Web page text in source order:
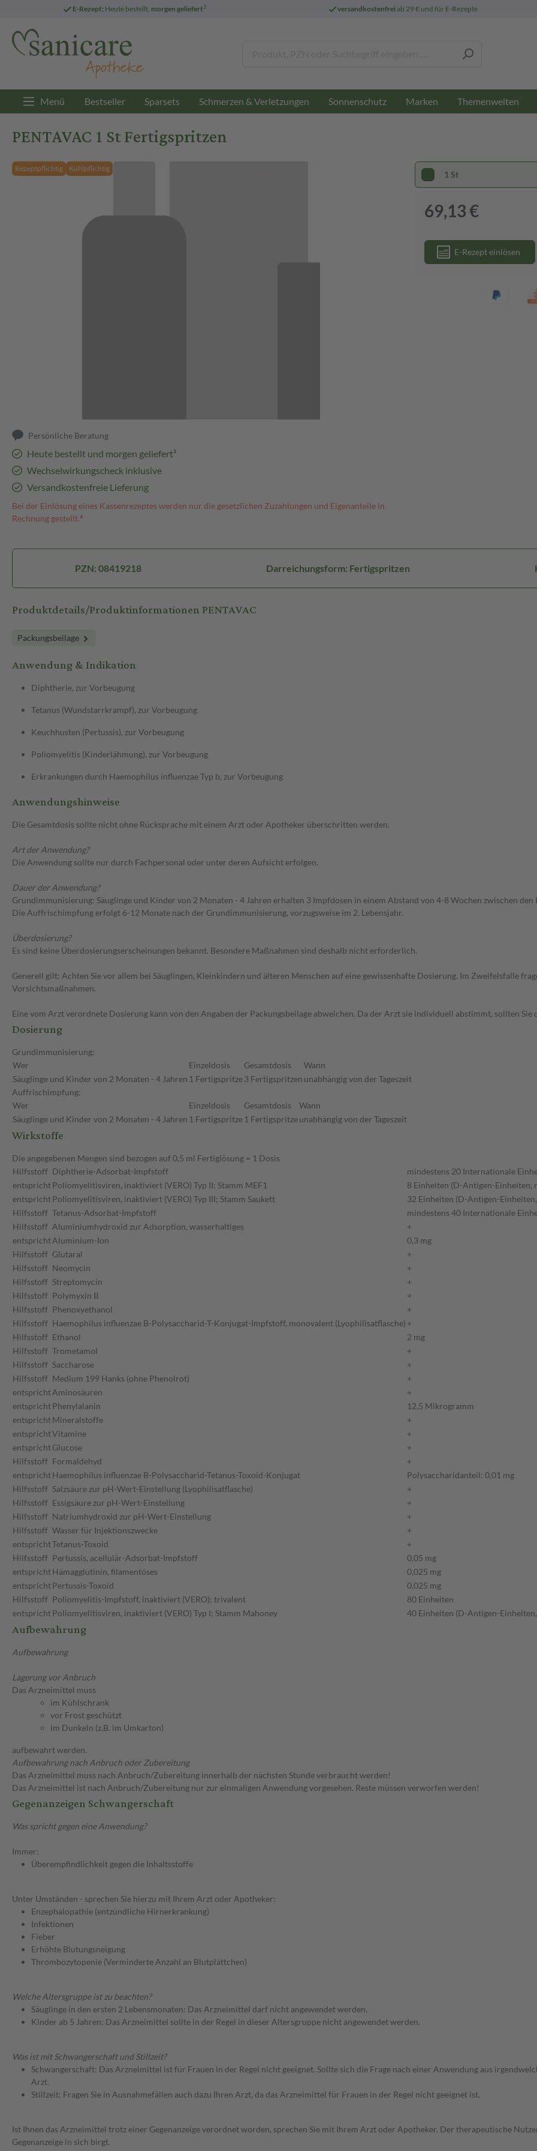
E-Rezept: Heute bestellt, morgen geliefert3 versandkostenfreiab 29 € und für E-Rezepte
Menü Bestseller Sparsets Schmerzen & Verletzungen Sonnenschutz Marken Themenwelten
PENTAVAC 1 St Fertigspritzen
Rezeptpflichtig Kühlpflichtig
Persönliche Beratung
Heute bestellt und morgen geliefert³
Wechselwirkungscheck inklusive
Versandkostenfreie Lieferung
Bei der Einlösung eines Kassenrezeptes werden nur die gesetzlichen Zuzahlungen und Eigenanteile in
Rechnung gestellt.⁴
1 St
69,13 €
E-Rezept einlösen
PZN: 08419218 Darreichungsform: Fertigspritzen
Produktdetails/Produktinformationen PENTAVAC
Packungsbeilage
Anwendung & Indikation
Diphtherie, zur Vorbeugung
Tetanus (Wundstarrkrampf), zur Vorbeugung
Keuchhusten (Pertussis), zur Vorbeugung
Poliomyelitis (Kinderlähmung), zur Vorbeugung
Erkrankungen durch Haemophilus influenzae Typ b, zur Vorbeugung
Anwendungshinweise
Die Gesamtdosis sollte nicht ohne Rücksprache mit einem Arzt oder Apotheker überschritten werden.
Art der Anwendung?
Die Anwendung sollte nur durch Fachpersonal oder unter deren Aufsicht erfolgen.
Dauer der Anwendung?
Grundimmunisierung: Säuglinge und Kinder von 2 Monaten - 4 Jahren erhalten 3 Impfdosen in einem Abstand von 4-8 Wochen zwischen den
Die Auffrischimpfung erfolgt 6-12 Monate nach der Grundimmunisierung, vorzugsweise im 2. Lebensjahr.
Überdosierung?
Es sind keine Überdosierungserscheinungen bekannt. Besondere Maßnahmen sind deshalb nicht erforderlich.
Generell gilt: Achten Sie vor allem bei Säuglingen, Kleinkindern und älteren Menschen auf eine gewissenhafte Dosierung. Im Zweifelsfalle
Vorsichtsmaßnahmen.
Eine vom Arzt verordnete Dosierung kann von den Angaben der Packungsbeilage abweichen. Da der Arzt sie individuell abstimmt, sollten
Dosierung
Grundimmunisierung:
Wer
Einzeldosis Gesamtdosis
Wann
Säuglinge und Kinder von 2 Monaten - 4 Jahren 1 Fertigspritze3 Fertigspritzen unabhängig von der Tageszeit
Auffrischimpfung:
Wer
Einzeldosis Gesamtdosis
Wann
Säuglinge und Kinder von 2 Monaten - 4 Jahren 1 Fertigspritze 1 Fertigspritzeunabhängig von der Tageszeit
Wirkstoffe
Die angegebenen Mengen sind bezogen auf 0,5 ml Fertiglösung = 1 Dosis
Hilfsstoff Diphtherie-Adsorbat-Impfstoff
mindestens 20 Internationale
entsprichtPoliomyelitisviren, inaktiviert (VERO) Typ II; Stamm MEF1
8 Einheiten (D-Antigen-Einheiten,
entsprichtPoliomyelitisviren, inaktiviert (VERO) Typ III; Stamm Saukett
32 Einheiten (D-Antigen-Einheiten,
Hilfsstoff Tetanus-Adsorbat-Impfstoff
mindestens 40 Internationale
Hilfsstoff Aluminiumhydroxid zur Adsorption, wasserhaltiges
+
entsprichtAluminium-Ion
0,3 mg
Hilfsstoff Glutaral
+
Hilfsstoff Neomycin
+
Hilfsstoff Streptomycin
+
Hilfsstoff Polymyxin B
+
Hilfsstoff Phenoxyethanol
+
Hilfsstoff Haemophilus influenzae B-Polysaccharid-T-Konjugat-Impfstoff, monovalent (Lyophilisatflasche) +
Hilfsstoff Ethanol
2 mg
Hilfsstoff Trometamol
+
Hilfsstoff Saccharose
+
Hilfsstoff Medium 199 Hanks (ohne Phenolrot)
+
entsprichtAminosäuren
+
entsprichtPhenylalanin
12,5 Mikrogramm
entsprichtMineralstoffe
+
entsprichtVitamine
+
entsprichtGlucose
+
Hilfsstoff Formaldehyd
+
entsprichtHaemophilus influenzae B-Polysaccharid-Tetanus-Toxoid-Konjugat
Polysaccharidanteil: 0,01 mg
Hilfsstoff Salzsäure zur pH-Wert-Einstellung (Lyophilisatflasche)
+
Hilfsstoff Essigsäure zur pH-Wert-Einstellung
+
Hilfsstoff Natriumhydroxid zur pH-Wert-Einstellung
+
Hilfsstoff Wasser für Injektionszwecke
+
entsprichtTetanus-Toxoid
+
Hilfsstoff Pertussis, acellulär-Adsorbat-Impfstoff
0,05 mg
entsprichtHämagglutinin, filamentöses
0,025 mg
entsprichtPertussis-Toxoid
0,025 mg
Hilfsstoff Poliomyelitis-Impfstoff, inaktiviert (VERO); trivalent
80 Einheiten
entsprichtPoliomyelitisviren, inaktiviert (VERO) Typ I; Stamm Mahoney 40 Einheiten (D-Antigen-Einheiten,
Aufbewahrung
Aufbewahrung
Lagerung vor Anbruch
Das Arzneimittel muss
im Kühlschrank
vor Frost geschützt
im Dunkeln (z.B. im Umkarton)
aufbewahrt werden.
Aufbewahrung nach Anbruch oder Zubereitung
Das Arzneimittel muss nach Anbruch/Zubereitung innerhalb der nächsten Stunde verbraucht werden!
Das Arzneimittel ist nach Anbruch/Zubereitung nur zur einmaligen Anwendung vorgesehen. Reste müssen verworfen werden!
Gegenanzeigen Schwangerschaft
Was spricht gegen eine Anwendung?
Immer:
Überempfindlichkeit gegen die Inhaltsstoffe
Unter Umständen - sprechen Sie hierzu mit Ihrem Arzt oder Apotheker:
Enzephalopathie (entzündliche Hirnerkrankung)
Infektionen
Fieber
Erhöhte Blutungsneigung
Thrombozytopenie (Verminderte Anzahl an Blutplättchen)
Welche Altersgruppe ist zu beachten?
Säuglinge in den ersten 2 Lebensmonaten: Das Arzneimittel darf nicht angewendet werden.
Kinder ab 5 Jahren: Das Arzneimittel sollte in der Regel in dieser Altersgruppe nicht angewendet werden.
Was ist mit Schwangerschaft und Stillzeit?
Schwangerschaft: Das Arzneimittel ist für Frauen in der Regel nicht geeignet. Sollte sich die Frage nach einer Anwendung aus
Arzt.
Stillzeit: Fragen Sie in Ausnahmefällen auch dazu Ihren Arzt, da das Arzneimittel für Frauen in der Regel nicht geeignet ist.
Ist Ihnen das Arzneimittel trotz einer Gegenanzeige verordnet worden, sprechen Sie mit Ihrem Arzt oder Apotheker. Der therapeutische
Gegenanzeige in sich birgt.